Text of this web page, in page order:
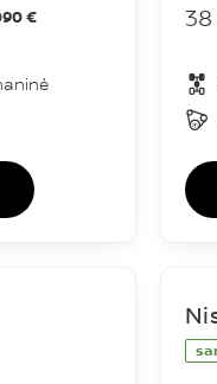
€